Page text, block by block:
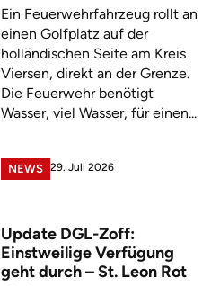
Ein Feuerwehrfahrzeug rollt an
einen Golfplatz auf der
holländischen Seite am Kreis
Viersen, direkt an der Grenze.
Die Feuerwehr benötigt
Wasser, viel Wasser, für einen...
NEWS 29. Juli 2026
Update DGL-Zoff:
Einstweilige Verfügung
geht durch – St. Leon Rot